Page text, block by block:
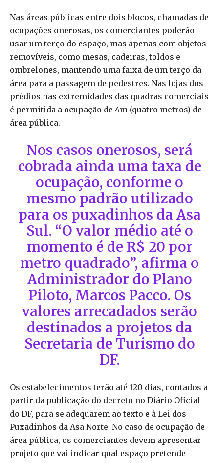
Nas áreas públicas entre dois blocos, chamadas de
ocupações onerosas, os comerciantes poderão
usar um terço do espaço, mas apenas com objetos
removíveis, como mesas, cadeiras, toldos e
ombrelones, mantendo uma faixa de um terço da
área para a passagem de pedestres. Nas lojas dos
prédios nas extremidades das quadras comerciais
é permitida a ocupação de 4m (quatro metros) de
área pública.
Nos casos onerosos, será
cobrada ainda uma taxa de
ocupação, conforme o
mesmo padrão utilizado
para os puxadinhos da Asa
Sul. “O valor médio até o
momento é de R$ 20 por
metro quadrado”, afirma o
Administrador do Plano
Piloto, Marcos Pacco. Os
valores arrecadados serão
destinados a projetos da
Secretaria de Turismo do
DF.
Os estabelecimentos terão até 120 dias, contados a
partir da publicação do decreto no Diário Oficial
do DF, para se adequarem ao texto e à Lei dos
Puxadinhos da Asa Norte. No caso de ocupação de
área pública, os comerciantes devem apresentar
projeto que vai indicar qual espaço pretende